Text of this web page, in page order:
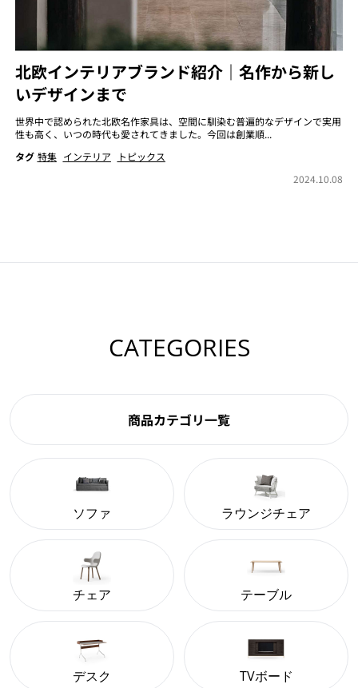
北欧インテリアブランド紹介｜名作から新し
いデザインまで
世界中で認められた北欧名作家具は、空間に馴染む普遍的なデザインで実用
性も高く、いつの時代も愛されてきました。今回は創業順...
タグ 特集 インテリア
トピックス
2024.10.08
CATEGORIES
商品カテゴリ一覧
ソファ ラウンジチェア
チェア テーブル
デスク TVボード